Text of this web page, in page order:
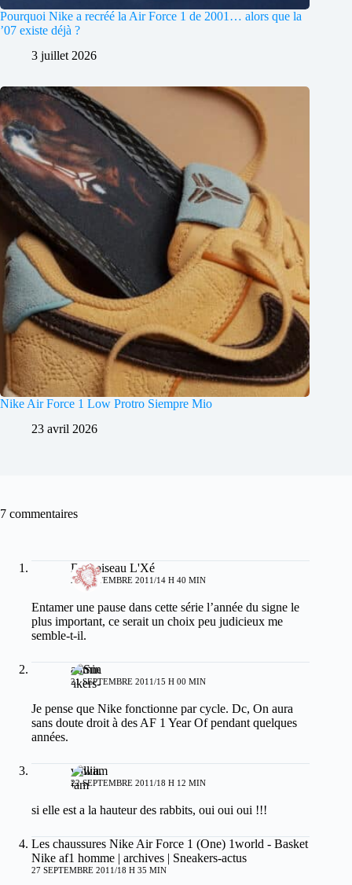
Pourquoi Nike a recréé la Air Force 1 de 2001… alors que la
’07 existe déjà ?
3 juillet 2026
Nike Air Force 1 Low Protro Siempre Mio
23 avril 2026
7 commentaires
Damoiseau L'Xé
20 SEPTEMBRE 2011/14 H 40 MIN
Entamer une pause dans cette série l’année du signe le
plus important, ce serait un choix peu judicieux me
semble-t-il.
admin
21 SEPTEMBRE 2011/15 H 00 MIN
Je pense que Nike fonctionne par cycle. Dc, On aura
sans doute droit à des AF 1 Year Of pendant quelques
années.
william
22 SEPTEMBRE 2011/18 H 12 MIN
si elle est a la hauteur des rabbits, oui oui oui !!!
Les chaussures Nike Air Force 1 (One) 1world - Basket
Nike af1 homme | archives | Sneakers-actus
27 SEPTEMBRE 2011/18 H 35 MIN